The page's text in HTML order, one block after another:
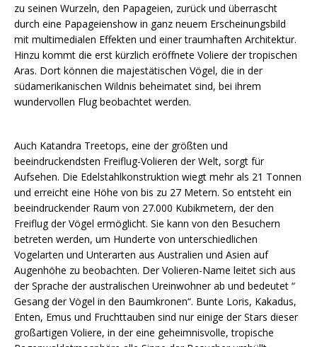
zu seinen Wurzeln, den Papageien, zurück und überrascht
durch eine Papageienshow in ganz neuem Erscheinungsbild
mit multimedialen Effekten und einer traumhaften Architektur.
Hinzu kommt die erst kürzlich eröffnete Voliere der tropischen
Aras. Dort können die majestätischen Vögel, die in der
südamerikanischen Wildnis beheimatet sind, bei ihrem
wundervollen Flug beobachtet werden.
Auch Katandra Treetops, eine der größten und
beeindruckendsten Freiflug-Volieren der Welt, sorgt für
Aufsehen. Die Edelstahlkonstruktion wiegt mehr als 21 Tonnen
und erreicht eine Höhe von bis zu 27 Metern. So entsteht ein
beeindruckender Raum von 27.000 Kubikmetern, der den
Freiflug der Vögel ermöglicht. Sie kann von den Besuchern
betreten werden, um Hunderte von unterschiedlichen
Vogelarten und Unterarten aus Australien und Asien auf
Augenhöhe zu beobachten. Der Volieren-Name leitet sich aus
der Sprache der australischen Ureinwohner ab und bedeutet “
Gesang der Vögel in den Baumkronen“. Bunte Loris, Kakadus,
Enten, Emus und Fruchttauben sind nur einige der Stars dieser
großartigen Voliere, in der eine geheimnisvolle, tropische